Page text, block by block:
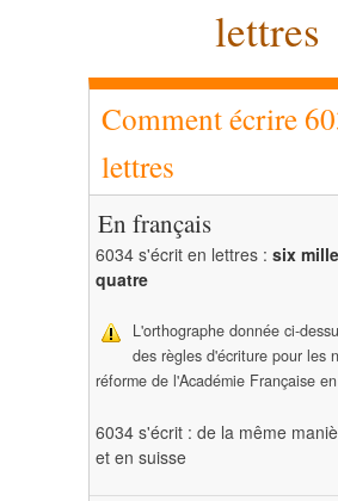
lettres
Comment écrire
lettres
En français
6034 s'écrit en lettres : six
quatre
L'orthographe donnée ci-
des règles d'écriture pour les
réforme de l'Académie Française
6034 s'écrit : de la même
et en suisse